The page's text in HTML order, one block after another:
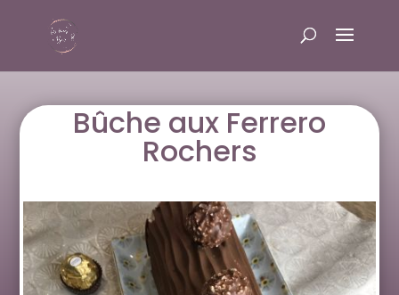
Bûche aux Ferrero
Rochers